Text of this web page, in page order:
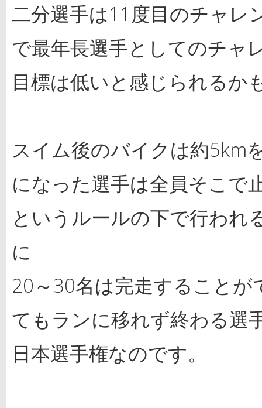
二分選手は11度目のチャレ
で最年長選手としてのチャ
目標は低いと感じられるか
スイム後のバイクは約5km
になった選手は全員そこで
というルールの下で行われ
に
20～30名は完走すること
てもランに移れず終わる選
日本選手権なのです。